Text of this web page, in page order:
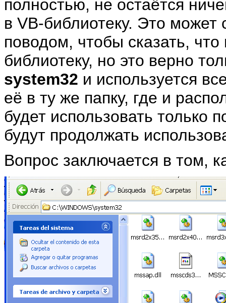
полностью, не остаётся
в VB-библиотеку. Это может
поводом, чтобы сказать,
библиотеку, но это верно
system32 и используется
её в ту же папку, где и
будет использовать только
будут продолжать
Вопрос заключается в том,